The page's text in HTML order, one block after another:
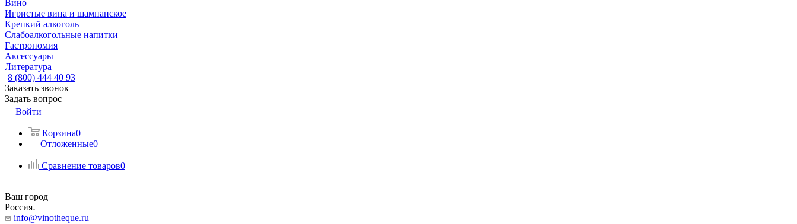
Вино
Игристые вина и шампанское
Крепкий алкоголь
Слабоалкогольные напитки
Гастрономия
Аксессуары
Литература
8 (800) 444 40 93
Заказать звонок
Задать вопрос
Войти
Корзина0
Отложенные0
Сравнение товаров0
Ваш город
Россия
info@vinotheque.ru